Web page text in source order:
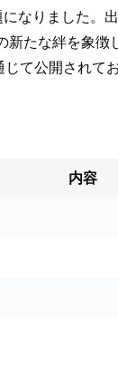
なりました。
たな絆を象
て公開されて
内容